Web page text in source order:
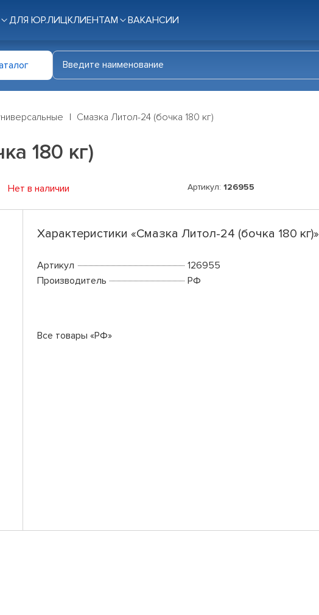
ДЛЯ ЮР.ЛИЦКЛИЕНТАМ ВАКАНСИИ
Смазка Литол-24 (бочка 180 кг)
180 кг)
Нет в наличии Артикул: 126955
Характеристики «Смазка Литол-24 (бочка 180 кг)»
Артикул
126955
Производитель
РФ
Все товары «РФ»